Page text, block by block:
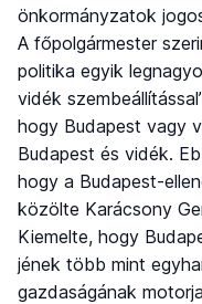
önkormányzatok
A főpolgármester
politika egyik
vidék
hogy Budapest vagy
Budapest és vidék.
hogy a Budapest-
közölte Karácsony
Kiemelte, hogy
jének több mint
gazdaságának